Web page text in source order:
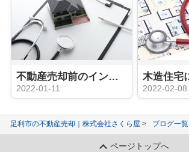
不動産売却前のインスペクションは必要？目的とかかる費用も合わせて解説
2022-01-11 2022-02-08
足利市の不動産売却｜株式会社さくら屋 ブログ一覧
ページトップへ